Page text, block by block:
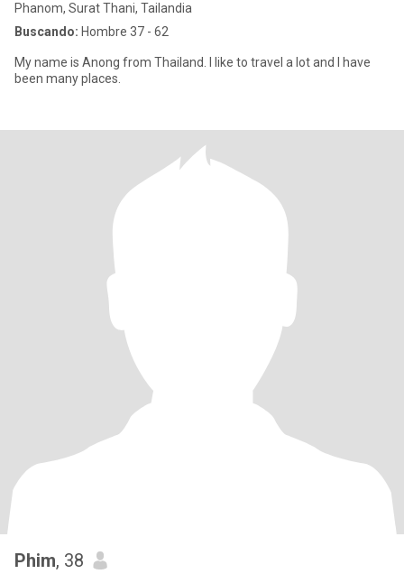
Phanom, Surat Thani, Tailandia
Buscando: Hombre 37 - 62
My name is Anong from Thailand. I like to travel a lot and I have
been many places.
Phim, 38